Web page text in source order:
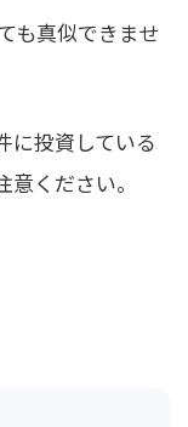
も真似できませ
に投資している
ください。